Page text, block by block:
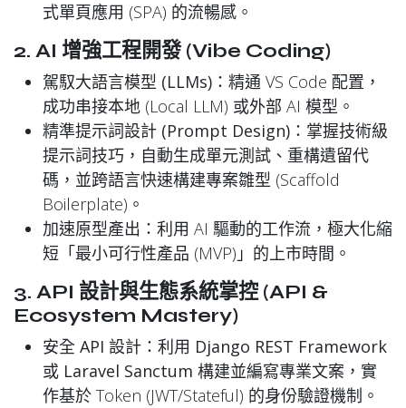
式單頁應用 (SPA) 的流暢感。
2. AI 增強工程開發 (Vibe Coding)
駕馭大語言模型 (LLMs) ：精通 VS Code 配置，
成功串接本地 (Local LLM) 或外部 AI 模型。
精準提示詞設計 (Prompt Design) ：掌握技術級
提示詞技巧，自動生成單元測試、重構遺留代
碼，並跨語言快速構建專案雛型 (Scaffold
Boilerplate)。
加速原型產出 ：利用 AI 驅動的工作流，極大化縮
短「最小可行性產品 (MVP)」的上市時間。
3. API 設計與生態系統掌控 (API &
Ecosystem Mastery)
安全 API 設計 ：利用 Django REST Framework
或 Laravel Sanctum 構建並編寫專業文案，實
作基於 Token (JWT/Stateful) 的身份驗證機制。